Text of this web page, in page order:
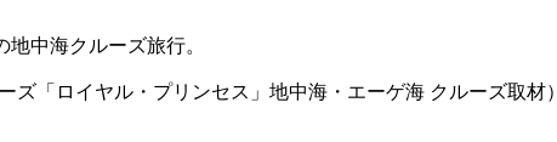
中海クルーズ旅行。
ズ「ロイヤル・プリンセス」地中海・エーゲ海 クルーズ取材）